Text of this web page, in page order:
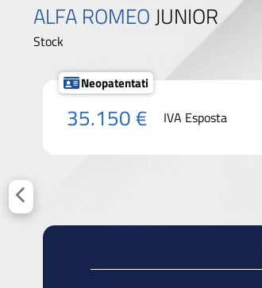
ALFA ROMEOJUNIOR
Stock
Neopatentati
35.150 € IVA Esposta